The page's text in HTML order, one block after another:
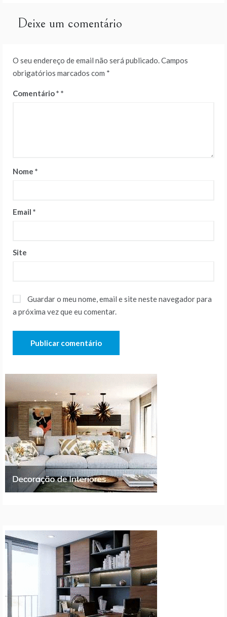
artigos
Deixe um comentário
O seu endereço de email não será publicado.Campos
obrigatórios marcados com *
Comentário*
Nome *
Email *
Site
Guardar o meu nome, email e site neste navegador para
a próxima vez que eu comentar.